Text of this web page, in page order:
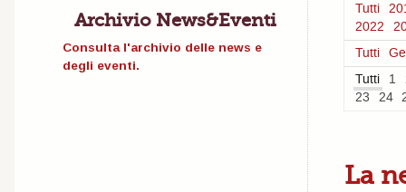
Archivio News&Eventi
Consulta l'archivio delle news e
degli eventi.
Tutti
2022
Tutti
Tutti
1
23
24
La